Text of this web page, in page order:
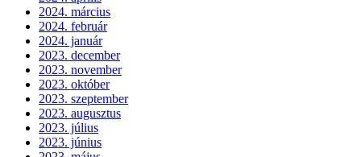
2024. március
2024. február
2024. január
2023. december
2023. november
2023. október
2023. szeptember
2023. augusztus
2023. július
2023. június